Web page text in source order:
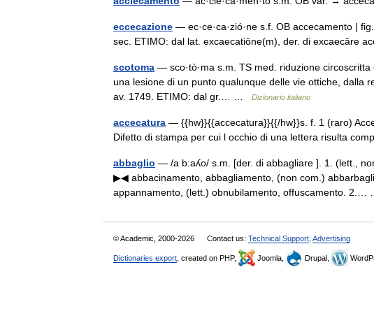
eccecazione — ec·ce·ca·zió·ne s.f. OB accecamento |
sec. ETIMO: dal lat. excaecatiōne(m), der. di excaecāre
scotoma — sco·tò·ma s.m. TS med. riduzione
una lesione di un punto qualunque delle vie ottiche, dalla
av. 1749. ETIMO: dal gr.… …
Dizionario italiano
accecatura — {{hw}}{{accecatura}}{{/hw}}s. f. 1 (raro)
Difetto di stampa per cui l occhio di una lettera risulta
abbaglio — /a b:aʎo/ s.m. [der. di abbagliare ]. 1. (lett.,
▶◀ abbacinamento, abbagliamento, (non com.)
appannamento, (lett.) obnubilamento, offuscamento.
© Academic, 2000-2026 Contact us: Technical Support Advertising
Dictionaries export , created on PHP, Joomla, Drupal,